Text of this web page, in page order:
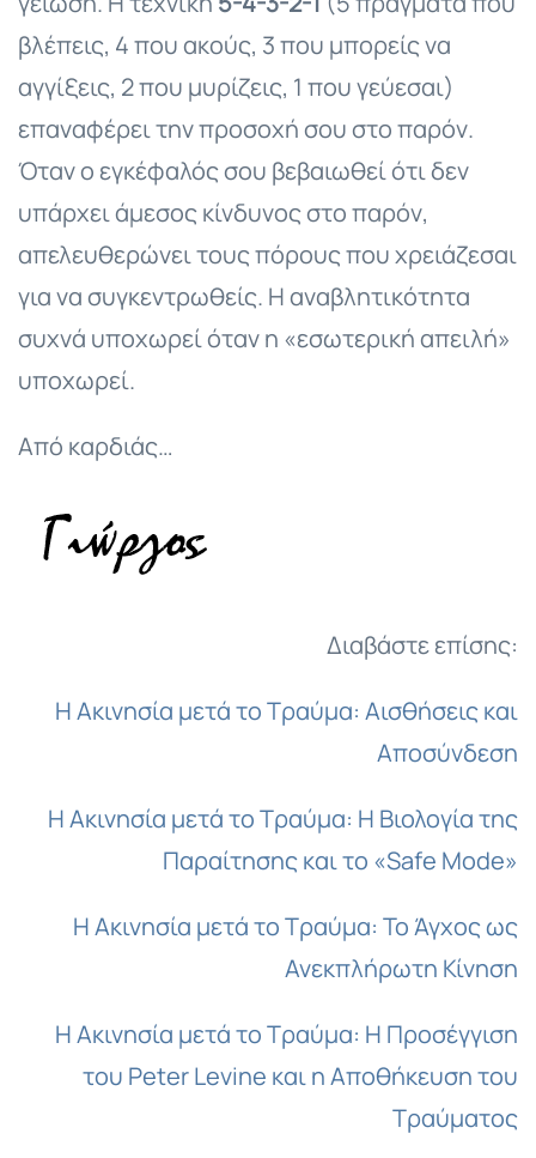
βλέπεις, 4 που ακούς, 3 που μπορείς να
αγγίξεις, 2 που μυρίζεις, 1 που γεύεσαι)
επαναφέρει την προσοχή σου στο παρόν.
Όταν ο εγκέφαλός σου βεβαιωθεί ότι δεν
υπάρχει άμεσος κίνδυνος στο παρόν,
απελευθερώνει τους πόρους που χρειάζεσαι
για να συγκεντρωθείς. Η αναβλητικότητα
συχνά υποχωρεί όταν η «εσωτερική απειλή»
υποχωρεί.
Από καρδιάς…
Διαβάστε επίσης:
Η Ακινησία μετά το Τραύμα: Αισθήσεις και
Αποσύνδεση
Η Ακινησία μετά το Τραύμα: Η Βιολογία της
Παραίτησης και το «Safe Mode»
Η Ακινησία μετά το Τραύμα: Το Άγχος ως
Ανεκπλήρωτη Κίνηση
Η Ακινησία μετά το Τραύμα: Η Προσέγγιση
του Peter Levine και η Αποθήκευση του
Τραύματος